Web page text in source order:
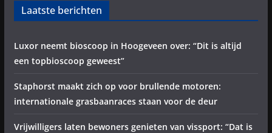
Laatste berichten
Luxor neemt bioscoop in Hoogeveen over: “Dit is altijd
een topbioscoop geweest”
Staphorst maakt zich op voor brullende motoren:
internationale grasbaanraces staan voor de deur
Vrijwilligers laten bewoners genieten van vissport: “Dat is